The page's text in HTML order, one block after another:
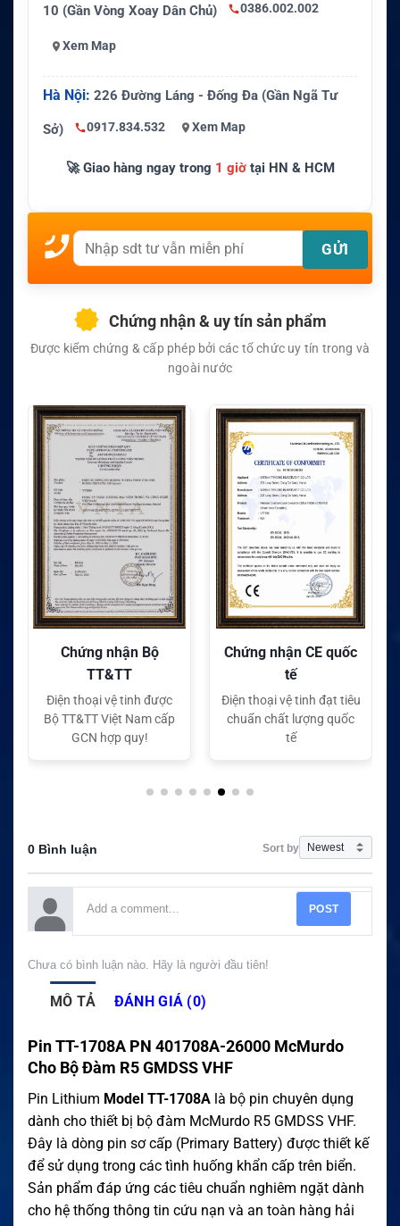
10 (Gần Vòng Xoay Dân Chủ) 0386.002.002
Xem Map
Hà Nội: 226 Đường Láng - Đống Đa (Gần Ngã Tư
Sở) 0917.834.532 Xem Map
🚀 Giao hàng ngay trong 1 giờtại HN & HCM
Chứng nhận & uy tín sản phẩm
Được kiểm chứng & cấp phép bởi các tổ chức uy tín trong và
ngoài nước
Chứng nhận Bộ
TT&TT
Điện thoại vệ tinh được
Bộ TT&TT Việt Nam cấp
GCN hợp quy!
Chứng nhận CE quốc
tế
Điện thoại vệ tinh đạt tiêu
chuẩn chất lượng quốc
tế
0 Bình luận Sort by
POST
Chưa có bình luận nào. Hãy là người đầu tiên!
MÔ TẢ ĐÁNH GIÁ (0)
Pin TT-1708A PN 401708A-26000 McMurdo
Cho Bộ Đàm R5 GMDSS VHF
Pin Lithium Model TT-1708A là bộ pin chuyên dụng
dành cho thiết bị bộ đàm McMurdo R5 GMDSS VHF.
Đây là dòng pin sơ cấp (Primary Battery) được thiết kế
để sử dụng trong các tình huống khẩn cấp trên biển.
Sản phẩm đáp ứng các tiêu chuẩn nghiêm ngặt dành
cho hệ thống thông tin cứu nạn và an toàn hàng hải